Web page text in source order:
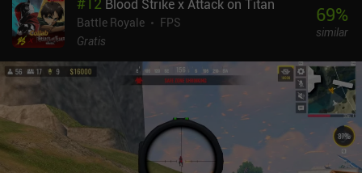
emparejamos con bots porque no hay suficientes jugadores en los
niveles superiores. Además, hay que ver anuncios para conseguir
piezas y extintores adicionales, y la obtención de moneda del
basados en ciudades, y carecen de variedad y de buenas
posiciones defensivas. Para empeorar las cosas, el sistema de
emparejamiento por niveles puede desequilibrar las partidas, y
algunos tanques iniciales son tan débiles que el principio del juego
se hace muy pesado. A pesar de las caídas ocasionales de la
velocidad de fotogramas en los momentos de mayor intensidad
Blood Strike x Attack on Titan
Battle Royale
FPS
Gratis
69%
similar